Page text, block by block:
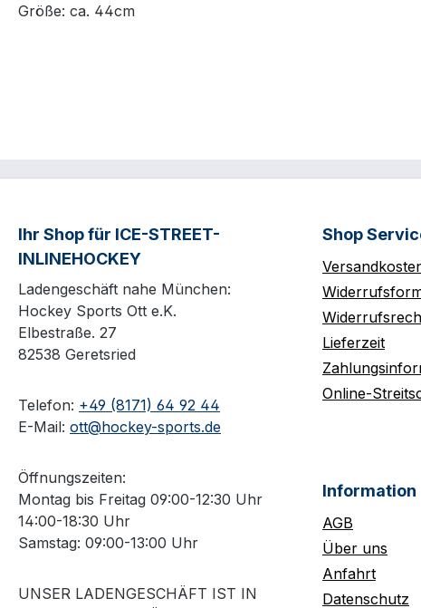
Größe: ca. 44cm
Ihr Shop für ICE-STREET-
INLINEHOCKEY
Ladengeschäft nahe München:
Hockey Sports Ott e.K.
Elbestraße. 27
82538 Geretsried
Telefon: +49 (8171) 64 92 44
E-Mail: ott@hockey-sports.de
Öffnungszeiten:
Montag bis Freitag 09:00-12:30 Uhr
14:00-18:30 Uhr
Samstag: 09:00-13:00 Uhr
UNSER LADENGESCHÄFT IST IN
Shop
Lieferzeit
Online-
Information
AGB
Über uns
Anfahrt
Datenschutz